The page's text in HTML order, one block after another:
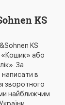
KS
KS
«Кошик» або
За
в
зворотного
найближчим